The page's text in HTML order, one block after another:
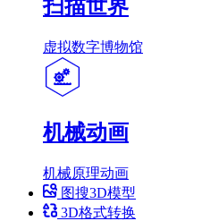
扫描世界
虚拟数字博物馆
机械动画
机械原理动画
图搜3D模型
3D格式转换